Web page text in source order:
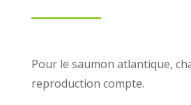
Pour le saumon atlantique,
reproduction compte.